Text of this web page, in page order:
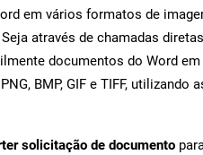
em vários formatos de
através de chamadas
documentos do Word
BMP, GIF e TIFF, utilizando
solicitação de documento